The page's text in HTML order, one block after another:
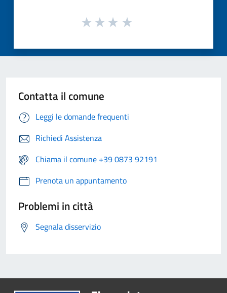
Contatta il comune
Leggi le domande frequenti
Richiedi Assistenza
Chiama il comune +39 0873 92191
Prenota un appuntamento
Problemi in città
Segnala disservizio